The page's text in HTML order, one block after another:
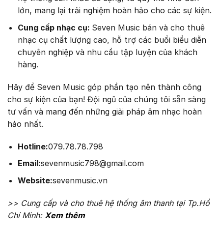
lớn, mang lại trải nghiệm hoàn hảo cho các sự kiện.
Cung cấp nhạc cụ: Seven Music bán và cho thuê
nhạc cụ chất lượng cao, hỗ trợ các buổi biểu diễn
chuyên nghiệp và nhu cầu tập luyện của khách
hàng.
Hãy để Seven Music góp phần tạo nên thành công
cho sự kiện của bạn! Đội ngũ của chúng tôi sẵn sàng
tư vấn và mang đến những giải pháp âm nhạc hoàn
hảo nhất.
Hotline:079.78.78.798
Email:sevenmusic798@gmail.com
Website:sevenmusic.vn
>> Cung cấp và cho thuê hệ thống âm thanh tại Tp.Hồ
Chí Minh: Xem thêm